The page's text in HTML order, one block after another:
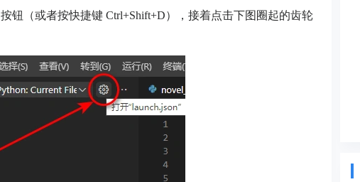
按钮（或者按快捷键 Ctrl+Shift+D），接着点击下图圈起的齿轮